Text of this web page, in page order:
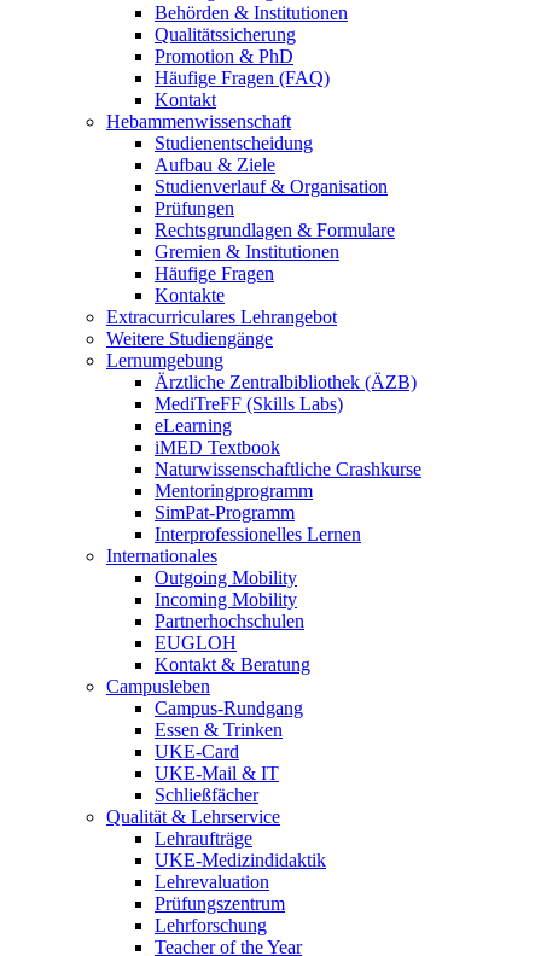
Behörden & Institutionen
Qualitätssicherung
Promotion & PhD
Häufige Fragen (FAQ)
Kontakt
Hebammenwissenschaft
Studienentscheidung
Aufbau & Ziele
Studienverlauf & Organisation
Prüfungen
Rechtsgrundlagen & Formulare
Gremien & Institutionen
Häufige Fragen
Kontakte
Extracurriculares Lehrangebot
Weitere Studiengänge
Lernumgebung
Ärztliche Zentralbibliothek (ÄZB)
MediTreFF (Skills Labs)
eLearning
iMED Textbook
Naturwissenschaftliche Crashkurse
Mentoringprogramm
SimPat-Programm
Interprofessionelles Lernen
Internationales
Outgoing Mobility
Incoming Mobility
Partnerhochschulen
EUGLOH
Kontakt & Beratung
Campusleben
Campus-Rundgang
Essen & Trinken
UKE-Card
UKE-Mail & IT
Schließfächer
Qualität & Lehrservice
Lehraufträge
UKE-Medizindidaktik
Lehrevaluation
Prüfungszentrum
Lehrforschung
Teacher of the Year